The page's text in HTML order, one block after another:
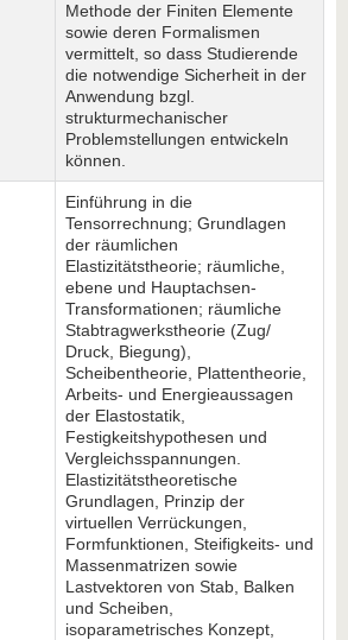
Methode der Finiten Elemente
sowie deren Formalismen
vermittelt, so dass Studierende
die notwendige Sicherheit in der
Anwendung bzgl.
strukturmechanischer
Problemstellungen entwickeln
können.
Einführung in die
Tensorrechnung; Grundlagen
der räumlichen
Elastizitätstheorie; räumliche,
ebene und Hauptachsen-
Transformationen; räumliche
Stabtragwerkstheorie (Zug/
Druck, Biegung),
Scheibentheorie, Plattentheorie,
Arbeits- und Energieaussagen
der Elastostatik,
Festigkeitshypothesen und
Vergleichsspannungen.
Elastizitätstheoretische
Grundlagen, Prinzip der
virtuellen Verrückungen,
Formfunktionen, Steifigkeits- und
Massenmatrizen sowie
Lastvektoren von Stab, Balken
und Scheiben,
isoparametrisches Konzept,